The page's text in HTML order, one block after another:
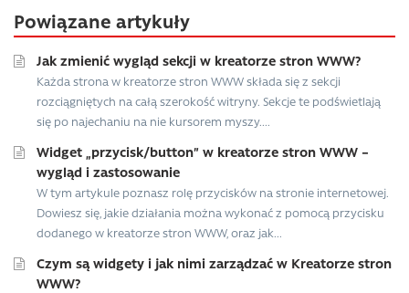
Powiązane artykuły
Jak zmienić wygląd sekcji w kreatorze stron WWW?
Każda strona w kreatorze stron WWW składa się z sekcji
rozciągniętych na całą szerokość witryny. Sekcje te podświetlają
się po najechaniu na nie kursorem myszy....
Widget „przycisk/button” w kreatorze stron WWW –
wygląd i zastosowanie
W tym artykule poznasz rolę przycisków na stronie internetowej.
Dowiesz się, jakie działania można wykonać z pomocą przycisku
dodanego w kreatorze stron WWW, oraz jak...
Czym są widgety i jak nimi zarządzać w Kreatorze stron
WWW?